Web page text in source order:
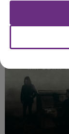
JEREMY